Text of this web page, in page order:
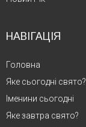
НАВІГАЦІЯ
Головна
Яке сьогодні свято?
Іменини сьогодні
Яке завтра свято?